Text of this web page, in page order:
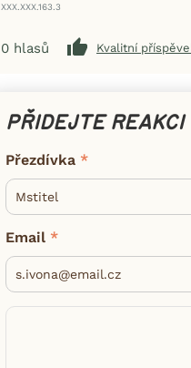
XXX.XXX.163.3
0 hlasů Kvalitní
PŘIDEJTE REAKCI
Přezdívka
Email